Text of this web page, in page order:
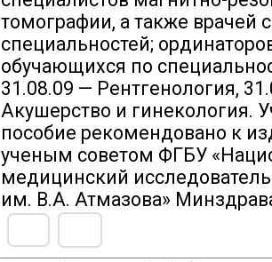
томографии, а также врачей
специальностей;
обучающихся по
31.08.09 — Рентгенология,
Акушерство и гинекология.
пособие рекомендовано к
ученым советом ФГБУ
медицинский
им. В.А. Атмазова»